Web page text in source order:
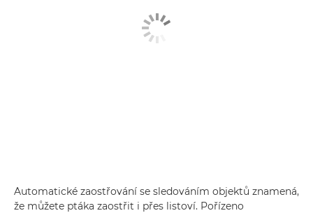
Automatické zaostřování se sledováním objektů znamená,
že můžete ptáka zaostřit i přes listoví. Pořízeno